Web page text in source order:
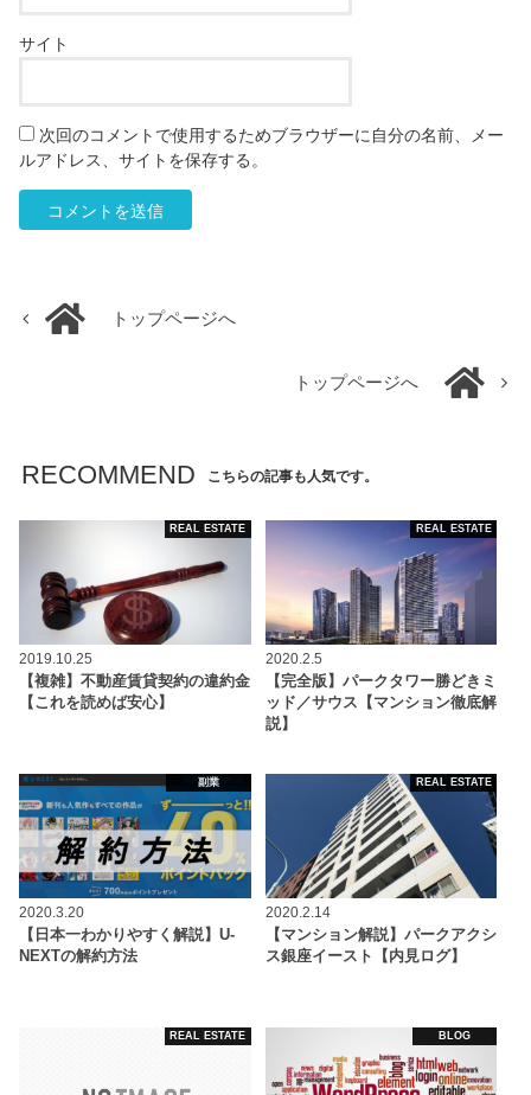
サイト
次回のコメントで使用するためブラウザーに自分の名前、メー
ルアドレス、サイトを保存する。
トップページへ
トップページへ
RECOMMEND こちらの記事も人気です。
REAL ESTATE
2019.10.25
【複雑】不動産賃貸契約の違約金
【これを読めば安心】
REAL ESTATE
2020.2.5
【完全版】パークタワー勝どきミ
ッド／サウス【マンション徹底解
説】
副業
2020.3.20
【日本一わかりやすく解説】U-
NEXTの解約方法
REAL ESTATE
2020.2.14
【マンション解説】パークアクシ
ス銀座イースト【内見ログ】
REAL ESTATE BLOG